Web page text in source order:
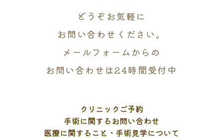
どうぞお気軽に
お問い合わせください。
メールフォームからの
お問い合わせは24時間受付中
クリニックご予約
手術に関するお問い合わせ
医療に関すること・手術見学について